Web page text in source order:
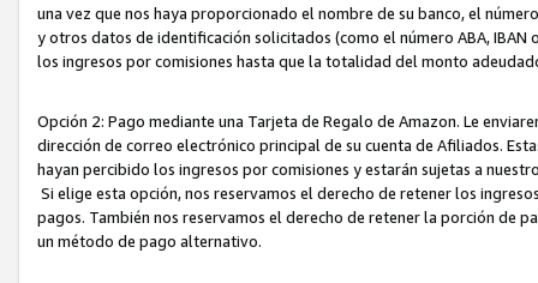
una vez que nos haya proporcionado el nombre de su banco, el
y otros datos de identificación solicitados (como el número ABA,
los ingresos por comisiones hasta que la totalidad del monto
Opción 2: Pago mediante una Tarjeta de Regalo de Amazon. Le
dirección de correo electrónico principal de su cuenta de Afiliados.
hayan percibido los ingresos por comisiones y estarán sujetas a
Si elige esta opción, nos reservamos el derecho de retener los
pagos. También nos reservamos el derecho de retener la porción de
un método de pago alternativo.